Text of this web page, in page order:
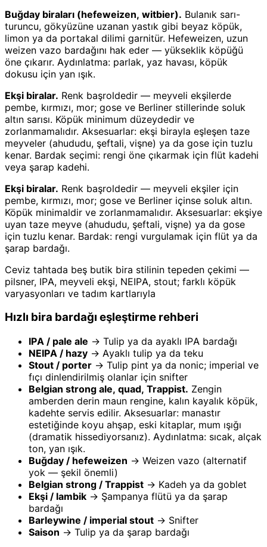
Buğday biraları (hefeweizen, witbier). Bulanık sarı-
turuncu, gökyüzüne uzanan yastık gibi beyaz köpük,
limon ya da portakal dilimi garnitür. Hefeweizen, uzun
weizen vazo bardağını hak eder — yükseklik köpüğü
öne çıkarır. Aydınlatma: parlak, yaz havası, köpük
dokusu için yan ışık.
Ekşi biralar. Renk başroldedir — meyveli ekşilerde
pembe, kırmızı, mor; gose ve Berliner stillerinde soluk
altın sarısı. Köpük minimum düzeydedir ve
zorlanmamalıdır. Aksesuarlar: ekşi birayla eşleşen taze
meyveler (ahududu, şeftali, vişne) ya da gose için tuzlu
kenar. Bardak seçimi: rengi öne çıkarmak için flüt kadehi
veya şarap kadehi.
Ekşi biralar. Renk başroldedir — meyveli ekşiler için
pembe, kırmızı, mor; gose ve Berliner içinse soluk altın.
Köpük minimaldir ve zorlanmamalıdır. Aksesuarlar: ekşiye
uyan taze meyve (ahududu, şeftali, vişne) ya da gose
için tuzlu kenar. Bardak: rengi vurgulamak için flüt ya da
şarap bardağı.
Ceviz tahtada beş butik bira stilinin tepeden çekimi —
pilsner, IPA, meyveli ekşi, NEIPA, stout; farklı köpük
varyasyonları ve tadım kartlarıyla
Hızlı bira bardağı eşleştirme rehberi
IPA / pale ale → Tulip ya da ayaklı IPA bardağı
NEIPA / hazy → Ayaklı tulip ya da teku
Stout / porter → Tulip pint ya da nonic; imperial ve
fıçı dinlendirilmiş olanlar için snifter
Belgian strong ale, quad, Trappist. Zengin
amberden derin maun rengine, kalın kayalık köpük,
kadehte servis edilir. Aksesuarlar: manastır
estetiğinde koyu ahşap, eski kitaplar, mum ışığı
(dramatik hissediyorsanız). Aydınlatma: sıcak, alçak
ton, yan ışık.
Buğday / hefeweizen → Weizen vazo (alternatif
yok — şekil önemli)
Belgian strong / Trappist → Kadeh ya da goblet
Ekşi / lambik → Şampanya flütü ya da şarap
bardağı
Barleywine / imperial stout → Snifter
Saison → Tulip ya da şarap bardağı